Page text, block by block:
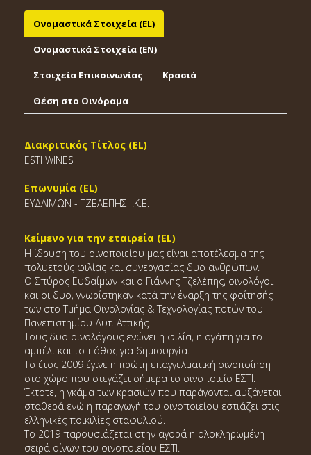
Ονομαστικά Στοιχεία (EL)
Ονομαστικά Στοιχεία (EΝ)
Στοιχεία Επικοινωνίας Κρασιά
Θέση στο Οινόραμα
Διακριτικός Τίτλος (EL)
ESTI WINES
Επωνυμία (EL)
ΕΥΔΑΙΜΩΝ - ΤΖΕΛΕΠΗΣ Ι.Κ.Ε.
Κείμενο για την εταιρεία (EL)
Η ίδρυση του οινοποιείου μας είναι αποτέλεσμα της
πολυετούς φιλίας και συνεργασίας δυο ανθρώπων.
Ο Σπύρος Ευδαίμων και ο Γιάννης Τζελέπης, οινολόγοι
και οι δυο, γνωρίστηκαν κατά την έναρξη της φοίτησής
των στο Τμήμα Οινολογίας & Τεχνολογίας ποτών του
Πανεπιστημίου Δυτ. Αττικής.
Τους δυο οινολόγους ενώνει η φιλία, η αγάπη για το
αμπέλι και το πάθος για δημιουργία.
Το έτος 2009 έγινε η πρώτη επαγγελματική οινοποίηση
στο χώρο που στεγάζει σήμερα το οινοποιείο ΕΣΤΙ.
Έκτοτε, η γκάμα των κρασιών που παράγονται αυξάνεται
σταθερά ενώ η παραγωγή του οινοποιείου εστιάζει στις
ελληνικές ποικιλίες σταφυλιού.
Το 2019 παρουσιάζεται στην αγορά η ολοκληρωμένη
σειρά οίνων του οινοποιείου ΕΣΤΙ.